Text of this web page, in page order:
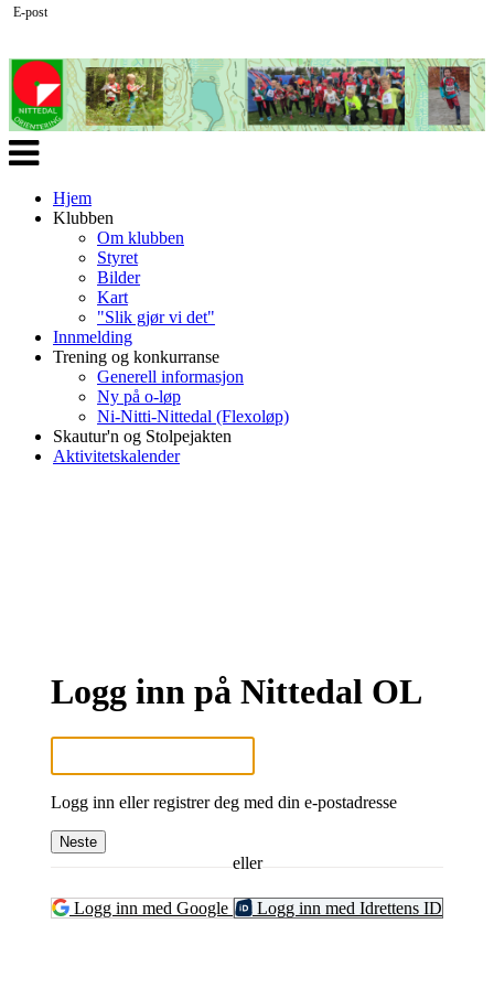
Veksle
navigasjon
Hjem
Klubben
Om klubben
Styret
Bilder
Kart
"Slik gjør vi det"
Innmelding
Trening og konkurranse
Generell informasjon
Ny på o-løp
Ni-Nitti-Nittedal (Flexoløp)
Skautur'n og Stolpejakten
Aktivitetskalender
Logg inn på Nittedal OL
E-post
Logg inn eller registrer deg med din e-postadresse
Neste
eller
Logg inn med Google Logg inn med Idrettens ID